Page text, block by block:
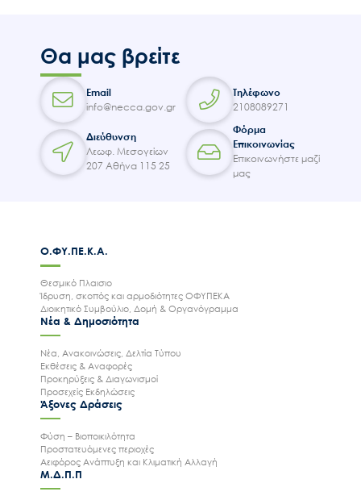
Θα μας βρείτε
Email
info@necca.gov.gr
Τηλέφωνο
2108089271
Διεύθυνση
Λεωφ. Μεσογείων
207 Αθήνα 115 25
Φόρμα
Επικοινωνίας
Επικοινωνήστε μαζί
μας
Ο.ΦΥ.ΠΕ.Κ.Α.
Θεσμικό Πλαισιο
Ίδρυση, σκοπός και αρμοδιότητες ΟΦΥΠΕΚΑ
Διοικητικό Συμβούλιο, Δομή & Οργανόγραμμα
Νέα & Δημοσιότητα
Νέα, Ανακοινώσεις, Δελτία Τύπου
Εκθέσεις & Αναφορές
Προκηρύξεις & Διαγωνισμοί
Προσεχείς Εκδηλώσεις
Άξονες Δράσεις
Φύση – Βιοποικιλότητα
Προστατευόμενες περιοχές
Αειφόρος Ανάπτυξη και Κλιματική Αλλαγή
Μ.Δ.Π.Π